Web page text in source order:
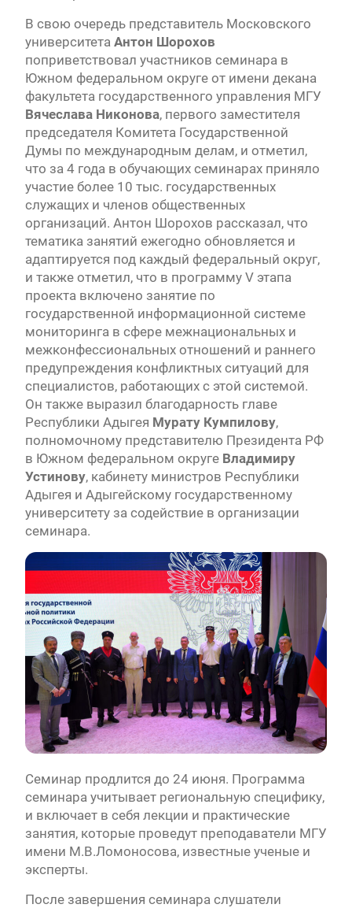
В свою очередь представитель Московского
университета Антон Шорохов
поприветствовал участников семинара в
Южном федеральном округе от имени декана
факультета государственного управления МГУ
Вячеслава Никонова, первого заместителя
председателя Комитета Государственной
Думы по международным делам, и отметил,
что за 4 года в обучающих семинарах приняло
участие более 10 тыс. государственных
служащих и членов общественных
организаций. Антон Шорохов рассказал, что
тематика занятий ежегодно обновляется и
адаптируется под каждый федеральный округ,
и также отметил, что в программу V этапа
проекта включено занятие по
государственной информационной системе
мониторинга в сфере межнациональных и
межконфессиональных отношений и раннего
предупреждения конфликтных ситуаций для
специалистов, работающих с этой системой.
Он также выразил благодарность главе
Республики Адыгея Мурату Кумпилову,
полномочному представителю Президента РФ
в Южном федеральном округе Владимиру
Устинову, кабинету министров Республики
Адыгея и Адыгейскому государственному
университету за содействие в организации
семинара.
Семинар продлится до 24 июня. Программа
семинара учитывает региональную специфику,
и включает в себя лекции и практические
занятия, которые проведут преподаватели МГУ
имени М.В.Ломоносова, известные ученые и
эксперты.
После завершения семинара слушатели